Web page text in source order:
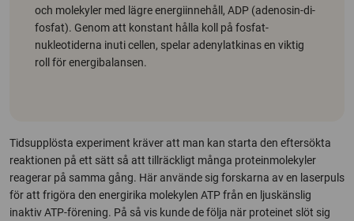
och molekyler med lägre energiinnehåll, ADP (adenosin-di-
fosfat). Genom att konstant hålla koll på fosfat-
nukleotiderna inuti cellen, spelar adenylatkinas en viktig
roll för energibalansen.
Tidsupplösta experiment kräver att man kan starta den eftersökta
reaktionen på ett sätt så att tillräckligt många proteinmolekyler
reagerar på samma gång. Här använde sig forskarna av en laserpuls
för att frigöra den energirika molekylen ATP från en ljuskänslig
inaktiv ATP-förening. På så vis kunde de följa när proteinet slöt sig